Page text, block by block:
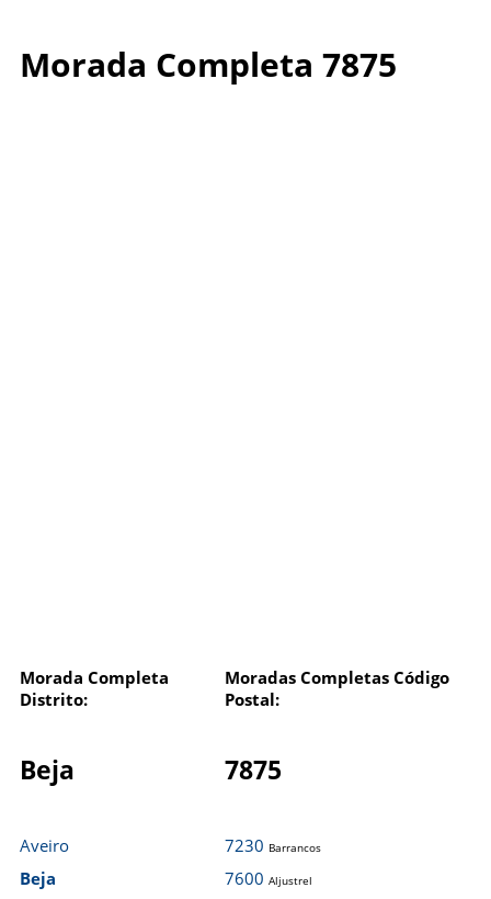
Morada Completa 7875
Morada Completa
Distrito:
Moradas Completas Código
Postal:
Beja 7875
Aveiro
Beja
7230 Barrancos
7600 Aljustrel